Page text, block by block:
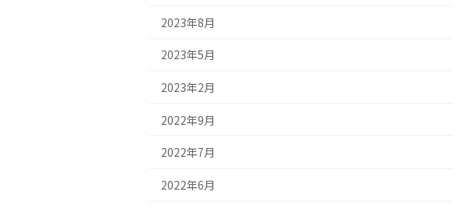
2023年8月
2023年5月
2023年2月
2022年9月
2022年7月
2022年6月